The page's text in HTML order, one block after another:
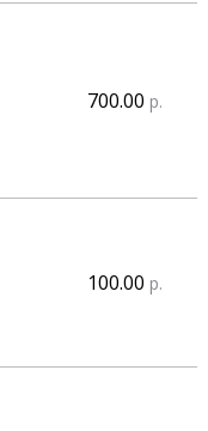
700.00 р.
100.00 р.